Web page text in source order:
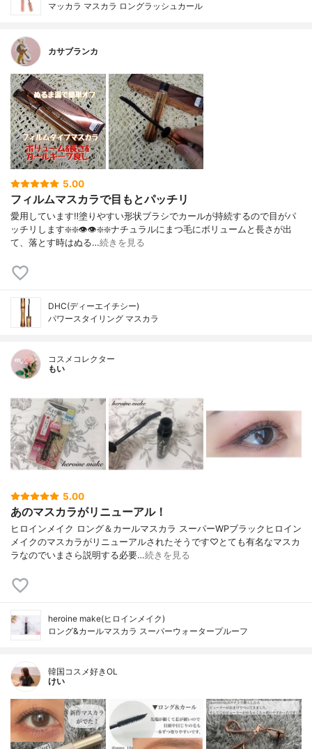
マッカラ マスカラ ロングラッシュカール
カサブランカ
5.00
フィルムマスカラで目もとパッチリ
愛用しています‼️塗りやすい形状ブラシでカールが持続するので目がパ
ッチリします❇️❇️👁️👁️❇️❇️ナチュラルにまつ毛にボリュームと長さが出
て、落とす時はぬる…続きを見る
DHC(ディーエイチシー)
パワースタイリング マスカラ
コスメコレクター
もい
5.00
あのマスカラがリニューアル！
ヒロインメイク ロング＆カールマスカラ スーパーWPブラックヒロイン
メイクのマスカラがリニューアルされたそうです♡とても有名なマスカ
ラなのでいまさら説明する必要…続きを見る
heroine make(ヒロインメイク)
ロング&カールマスカラ スーパーウォータープルーフ
韓国コスメ好きOL
けい